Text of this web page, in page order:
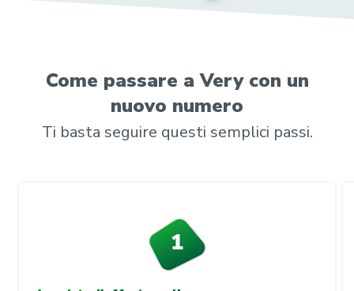
Come passare a Very con un
nuovo numero
Ti basta seguire questi semplici passi.